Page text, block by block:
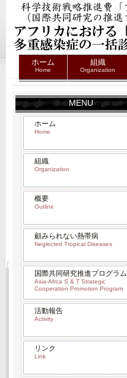
ホーム
Home
組織
Organization
MENU
ホーム
Home
組織
Organization
概要
Outline
顧みられない熱帯病
Neglected Tropical Diseases
国際共同研究推進プログラム
Asia-Afrca S & T Strategic
Cooperation Promotion Program
活動報告
Activity
リンク
Link